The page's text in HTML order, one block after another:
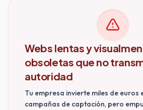
Webs lentas y
obsoletas que no
autoridad
Tu empresa invierte miles de euros
campañas de captación, pero